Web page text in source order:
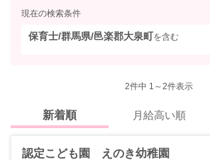
現在の検索条件
保育士/群馬県/邑楽郡大泉町を含む
2件中 1～2件表示
新着順 月給高い順
認定こども園 えのき幼稚園